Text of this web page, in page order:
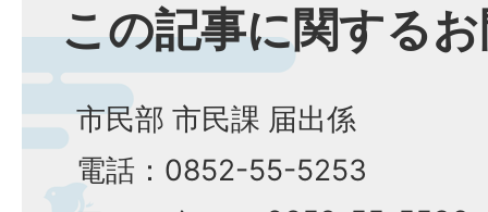
この記事に関する
市民部 市民課 届出係
電話：0852-55-5253